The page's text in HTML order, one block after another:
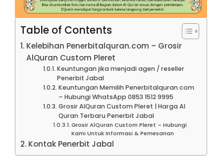
Table of Contents
Kelebihan Penerbitalquran.com – Grosir
AlQuran Custom Pleret
Keuntungan jika menjadi agen / reseller
Penerbit Jabal
Keuntungan Memilih Penerbitalquran.com
– Hubungi WhatsApp 0853 1512 9995
Grosir AlQuran Custom Pleret | Harga Al
Quran Terbaru Penerbit Jabal
Grosir AlQuran Custom Pleret – Hubungi
Kami Untuk Informasi & Pemesanan
Kontak Penerbit Jabal